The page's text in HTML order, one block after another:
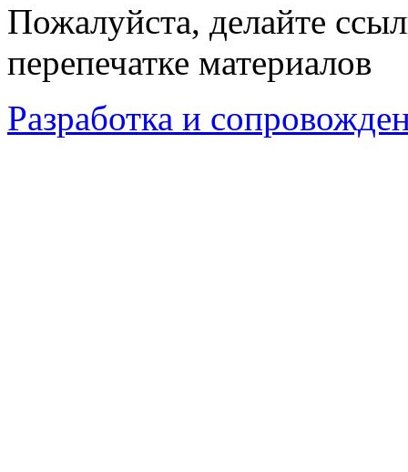
Пожалуйста, делайте
перепечатке материалов
Разработка и